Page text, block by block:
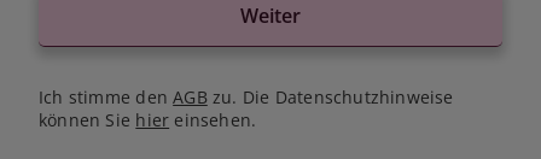
Weiter
Ich stimme denAGB zu. Die Datenschutzhinweise
können Sie hier einsehen.